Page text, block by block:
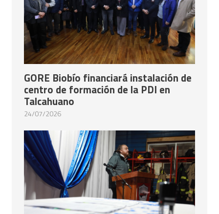
GORE Biobío financiará instalación de
centro de formación de la PDI en
Talcahuano
24/07/2026